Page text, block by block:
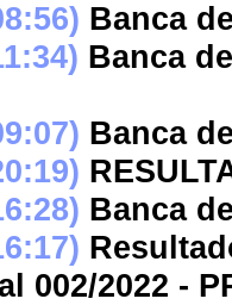
Banca
Banca
Banca
Banca
002/2022 -